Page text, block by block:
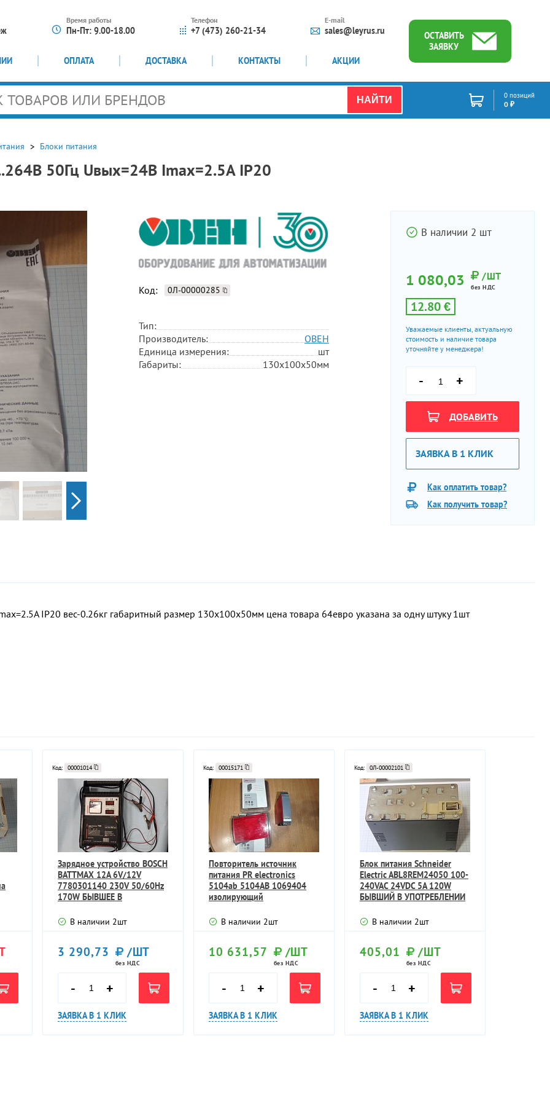
Время работы
Пн-Пт: 9.00-18.00
Телефон
+7 (473) 260-21-34
E-mail
sales@leyrus.ru
ОПЛАТА ДОСТАВКА КОНТАКТЫ АКЦИИ
ОСТАВИТЬ
ЗАЯВКУ
НАЙТИ 0 позиций
0 ₽
Блоки питания
50Гц Uвых=24В Imax=2.5А IP20
Код: 0Л-00000285
Тип:
Производитель:
ОВЕН
Единица измерения:
шт
Габариты:
130х100х50мм
В наличии 2 шт
1 080,03 /ШТ
без НДС
12.80 €
Уважаемые клиенты, актуальную
стоимость и наличие товара
уточняйте у менеджера!
- +
ДОБАВИТЬ
ЗАЯВКА В 1 КЛИК
Как оплатить товар?
Как получить товар?
IP20 вес-0.26кг габаритный размер 130х100х50мм цена товара 64евро указана за одну штуку 1шт
Код: 00001014
Зарядное устройство BOSCH
BATTMAX 12А 6V/12V
7780301140 230V 50/60Hz
170W БЫВШЕЕ В
В наличии 2шт
3 290,73 /ШТ
без НДС
- +
ЗАЯВКА В 1 КЛИК
Код: 00015171
Повторитель источник
питания PR electronics
5104ab 5104AB 1069404
изолирующий
В наличии 2шт
10 631,57 /ШТ
без НДС
- +
ЗАЯВКА В 1 КЛИК
Код: 0Л-00002101
Блок питания Schneider
Electric ABL8REM24050 100-
240VAC 24VDC 5A 120W
БЫВШИЙ В УПОТРЕБЛЕНИИ
В наличии 2шт
405,01 /ШТ
без НДС
- +
ЗАЯВКА В 1 КЛИК